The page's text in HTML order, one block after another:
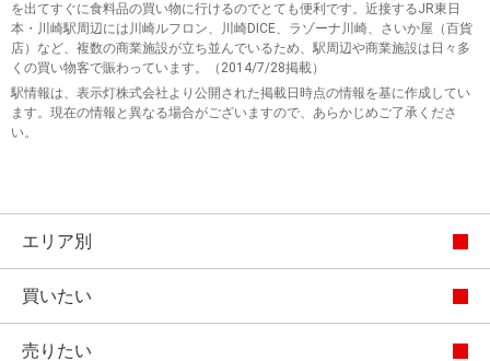
を出てすぐに食料品の買い物に行けるのでとても便利です。近接するJR東日
本・川崎駅周辺には川崎ルフロン、川崎DICE、ラゾーナ川崎、さいか屋（百貨
店）など、複数の商業施設が立ち並んでいるため、駅周辺や商業施設は日々多
くの買い物客で賑わっています。（2014/7/28掲載）
駅情報は、表示灯株式会社より公開された掲載日時点の情報を基に作成してい
ます。現在の情報と異なる場合がございますので、あらかじめご了承くださ
い。
エリア別
買いたい
売りたい